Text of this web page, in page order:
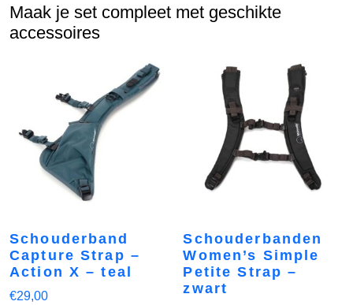
Maak je set compleet met geschikte
accessoires
Schouderband
Capture Strap –
Action X – teal
€29,00
Schouderbanden
Women’s Simple
Petite Strap –
zwart